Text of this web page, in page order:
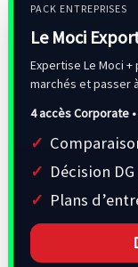
PACK ENTREPRISES
Le Moci
Expertise Le Moci
marchés et passer
4 accès Corporate
Décision
Plans